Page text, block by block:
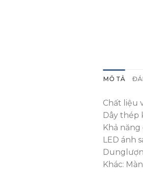
MÔ TẢ
Chất liệu
Dây thép
Khả
LED ánh
Khác: